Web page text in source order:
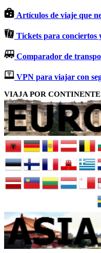
Artículos de viaje que
Tickets para conciertos
Comparador de
VPN para viajar con
VIAJA POR CONTINENTE